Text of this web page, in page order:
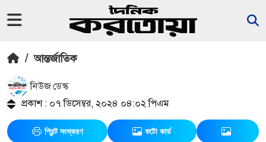
/ আন্তর্জাতিক
নিউজ ডেস্ক
প্রকাশ : ০৭ ডিসেম্বর, ২০২৪ ০৪:০২ পিএম
প্রিন্ট সংস্করণ ফটো কার্ড